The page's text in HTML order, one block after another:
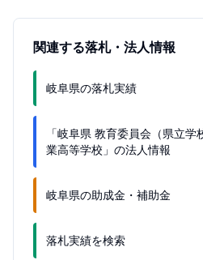
関連する落札・法人情報
岐阜県の落札実績
「岐阜県 教育委員会（県立学
業高等学校」の法人情報
岐阜県の助成金・補助金
落札実績を検索